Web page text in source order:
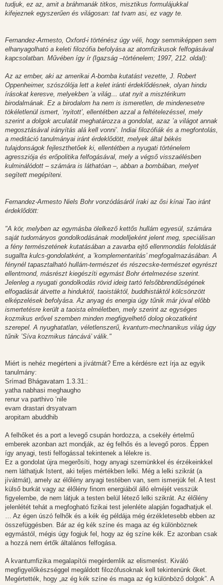
tudjuk, ez az, amit a bráhmanák titkos, misztikus formulájukkal
kifejeznek egyszerűen és világosan: tat tvam asi, ez vagy te.
Fernandez-Armesto, Oxford-i történész úgy véli, hogy semmiképpen sem
elhanyagolható a keleti filozófia befolyása az atomfizikusok felfogásával
kapcsolatban. Művében így ír (Igazság –történelem; 1997, 212. oldal):
Az az ember, aki az amerikai A-bomba kutatást vezette, J. Robert
Oppenheimer, szószólója lett a kelet iránti érdeklődésnek, olyan hindu
írásokat keresve, melyekben ’a világ… utat nyit a misztérikum
birodalmának. Ez a birodalom ha nem is ismeretlen, de mindenesetre
tökéletlenül ismert, ’nyitott’, ellentétben azzal a feltételezéssel, mely
szerint a dolgok arculatát meghatározza a gondolat, azaz ’a világot annak
megosztásával irányítás alá kell vonni’. Indiai filozófiák és a megfontolás,
a meditáció tanulmányai iránt érdeklődött, melyek által békés
tulajdonságok fejleszthetőek ki, ellentétben a nyugati történelem
agressziója és erőpolitika felfogásával, mely a végső visszaélésben
kulminálódott – számára is láthatóan –, abban a bombában, melyet
segített megépíteni.
Fernandez-Armesto Niels Bohr vonzódásáról íraki az ősi kínai Tao iránt
érdeklődött:
"A kör, melyben az egymásba ölelkező kettős hullám egyesül, számára
saját tudományos gondolkodásának modelljeként jelent meg, speciálisan
a fény természetének kutatásában a zavarba ejtő ellenmondás feloldását
sugallta kulcs-gondolatként, a ’komplementaritás’ megfogalmazásában. A
fénynél tapasztalható hullám-természet és részecske-természet egyrészt
ellentmond, másrészt kiegészíti egymást Bohr értelmezése szerint.
Jelenleg a nyugati gondolkodás rövid ideig tartó felsőbbrendűségének
elfogadását átvette a hinduktól, taoistáktól, buddhistáktól kölcsönzött
elképzelések befolyása. Az anyag és energia úgy tűnik már jóval előbb
ismertetésre került a taoista elméletben, mely szerint az egységes
kozmikus erővel szemben minden megfigyelhető dolog okozatként
szerepel. A nyughatatlan, véletlenszerű, kvantum-mechnanikus világ úgy
tűnik ’Síva kozmikus táncává’ válik."
Miért is nehéz megérteni a jívátmát? Erre a kérdésre ezt írja az egyik
tanulmány:
Srímad Bhágavatam 1.3.31.:
yatha nabhasi meghaugho
renur va parthivo ’nile
evam drastari drsyatvam
aropitam abuddhib
A felhőket és a port a levegő csupán hordozza, a csekély értelmű
emberek azonban azt mondják, az ég felhős és a levegő poros. Éppen
így anyagi, testi felfogással tekintenek a lélekre is.
Ez a gondolat újra megerõsíti, hogy anyagi szemünkkel és érzékeinkkel
nem láthatjuk Istent, aki teljes mértékben lelki. Még a lelki szikrát (a
jívátmát), amely az élőlény anyagi testében van, sem ismerjük fel. A test
külső burkát vagy az élőlény finom energiából álló elméjét vesszük
figyelembe, de nem látjuk a testen belül létező lelki szikrát. Az élőlény
jelenlétét tehát a megfogható fizikai test jelenléte alapján fogadhatjuk el.
… Az égen úszó felhők és a kék ég példája még érzékletesebb ebben az
összefüggésben. Bár az ég kék színe és maga az ég különböznek
egymástól, mégis úgy fogjuk fel, hogy az ég színe kék. Ez azonban csak
a hozzá nem értők általános felfogása.
A kvantumfizika megalapítói megérdemlik az elismerést. Kiváló
megfigyelőkészséggel megáldott filozófusoknak kell tekintenünk őket.
Megértették, hogy „az ég kék színe és maga az ég különböző dolgok”. A